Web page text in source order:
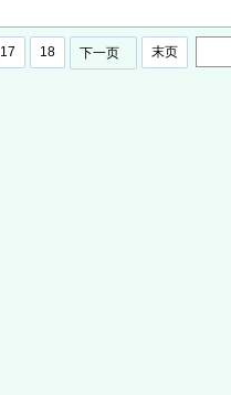
17 18 下一页 末页